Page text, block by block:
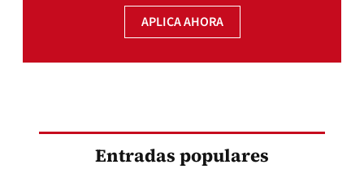
APLICA AHORA
Entradas populares